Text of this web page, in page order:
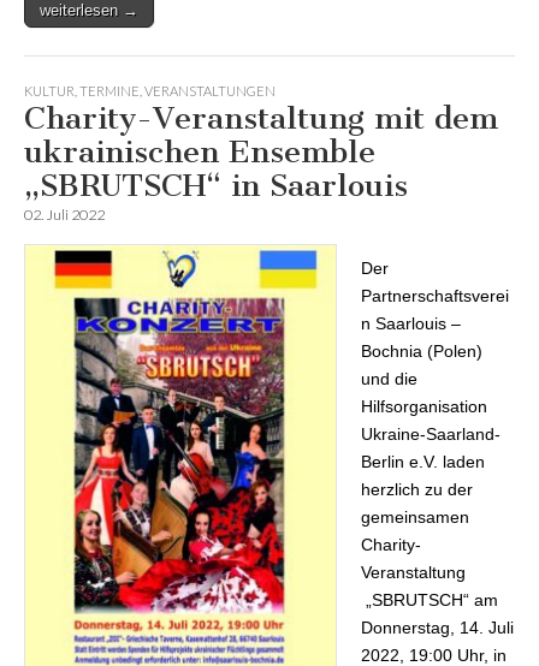
weiterlesen →
KULTUR TERMINE VERANSTALTUNGEN
Charity-Veranstaltung mit dem
ukrainischen Ensemble
„SBRUTSCH“ in Saarlouis
02. Juli 2022
Der
Partnerschaftsverei
n Saarlouis –
Bochnia (Polen)
und die
Hilfsorganisation
Ukraine-Saarland-
Berlin e.V. laden
herzlich zu der
gemeinsamen
Charity-
Veranstaltung
„SBRUTSCH“ am
Donnerstag, 14. Juli
2022, 19:00 Uhr, in